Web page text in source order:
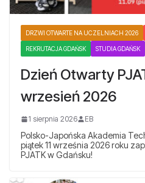
DRZWI OTWARTE NA UCZELNIACH 2026
REKRUTACJA GDAŃSK STUDIA GDAŃSK
Dzień Otwarty
wrzesień 2026
1 sierpnia 2026 EB
Polsko-Japońska Akademia
piątek 11 września 2026 roku
PJATK w Gdańsku!